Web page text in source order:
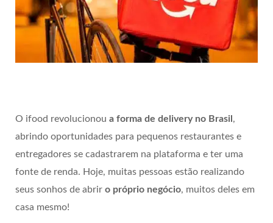
O ifood revolucionou a forma de delivery no Brasil ,
abrindo oportunidades para pequenos restaurantes e
entregadores se cadastrarem na plataforma e ter uma
fonte de renda. Hoje, muitas pessoas estão realizando
seus sonhos de abrir o próprio negócio, muitos deles em
casa mesmo!